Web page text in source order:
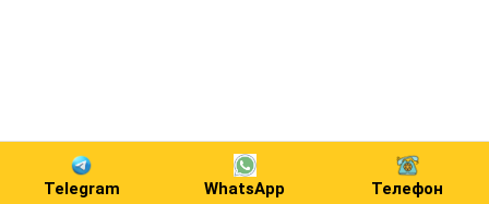
Telegram WhatsApp Телефон